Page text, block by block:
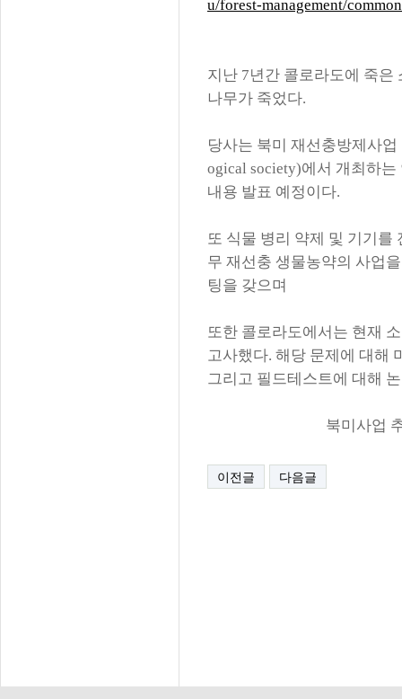
u/forest-management/
지난 7년간 콜로라도에 죽
나무가 죽었다.
당사는 북미 재선충방제사
ogical society)에서 개최하
내용 발표 예정이다.
또 식물 병리 약제 및 기기를
무 재선충 생물농약의 사업
팅을 갖으며
또한 콜로라도에서는 현재
고사했다. 해당 문제에 대해
그리고 필드테스트에 대해
북미사업 추진팀
이전글 다음글